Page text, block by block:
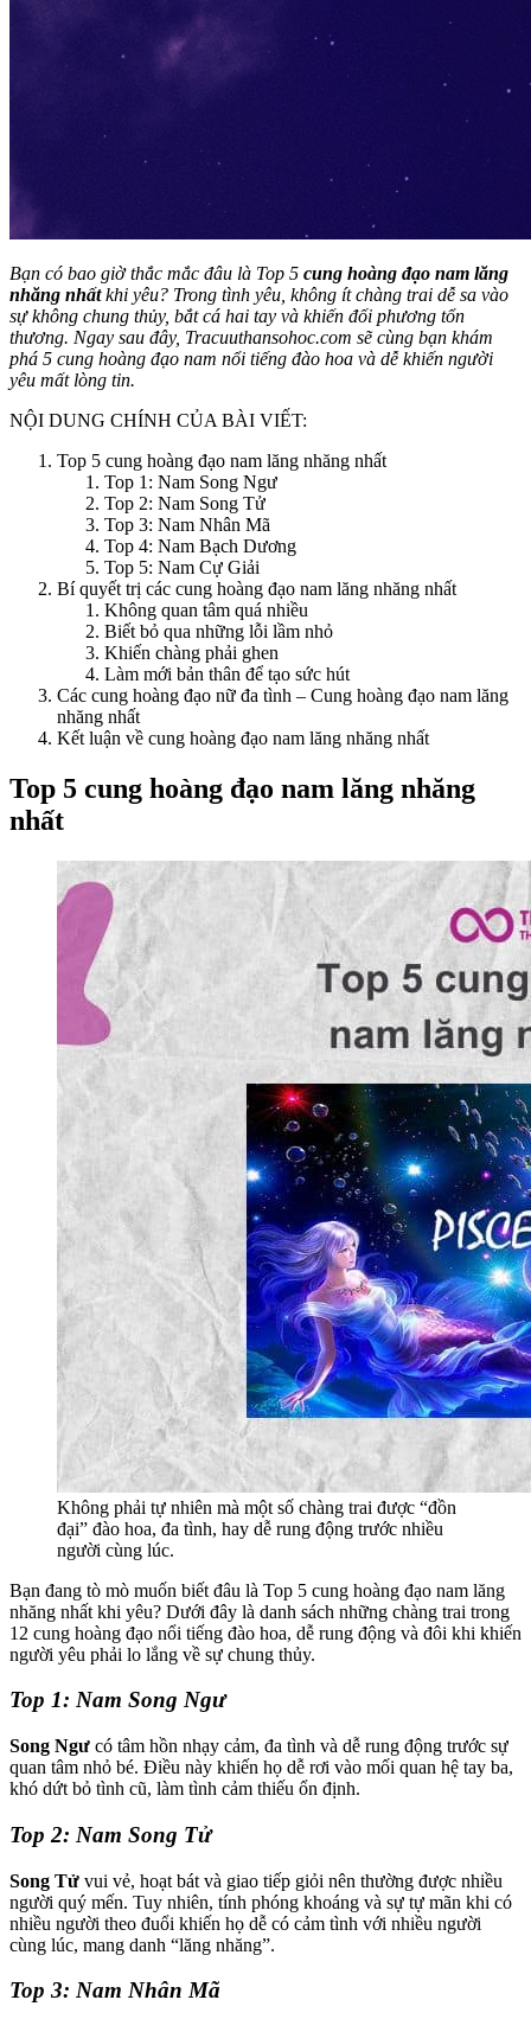
Bạn có bao giờ thắc mắc đâu là Top 5 cung hoàng đạo nam lăng
nhăng nhấtkhi yêu? Trong tình yêu, không ít chàng trai dễ sa vào
sự không chung thủy, bắt cá hai tay và khiến đối phương tổn
thương. Ngay sau đây, Tracuuthansohoc.com sẽ cùng bạn khám
phá 5 cung hoàng đạo nam nổi tiếng đào hoa và dễ khiến người
yêu mất lòng tin.
NỘI DUNG CHÍNH CỦA BÀI VIẾT:
Top 5 cung hoàng đạo nam lăng nhăng nhất
Top 1: Nam Song Ngư
Top 2: Nam Song Tử
Top 3: Nam Nhân Mã
Top 4: Nam Bạch Dương
Top 5: Nam Cự Giải
Bí quyết trị các cung hoàng đạo nam lăng nhăng nhất
Không quan tâm quá nhiều
Biết bỏ qua những lỗi lầm nhỏ
Khiến chàng phải ghen
Làm mới bản thân để tạo sức hút
Các cung hoàng đạo nữ đa tình – Cung hoàng đạo nam lăng
nhăng nhất
Kết luận về cung hoàng đạo nam lăng nhăng nhất
Top 5 cung hoàng đạo nam lăng nhăng
nhất
Không phải tự nhiên mà một số chàng trai được “đồn
đại” đào hoa, đa tình, hay dễ rung động trước nhiều
người cùng lúc.
Bạn đang tò mò muốn biết đâu là Top 5 cung hoàng đạo nam lăng
nhăng nhất khi yêu? Dưới đây là danh sách những chàng trai trong
12 cung hoàng đạo nổi tiếng đào hoa, dễ rung động và đôi khi khiến
người yêu phải lo lắng về sự chung thủy.
Top 1: Nam Song Ngư
Song Ngư có tâm hồn nhạy cảm, đa tình và dễ rung động trước sự
quan tâm nhỏ bé. Điều này khiến họ dễ rơi vào mối quan hệ tay ba,
khó dứt bỏ tình cũ, làm tình cảm thiếu ổn định.
Top 2: Nam Song Tử
Song Tử vui vẻ, hoạt bát và giao tiếp giỏi nên thường được nhiều
người quý mến. Tuy nhiên, tính phóng khoáng và sự tự mãn khi có
nhiều người theo đuổi khiến họ dễ có cảm tình với nhiều người
cùng lúc, mang danh “lăng nhăng”.
Top 3: Nam Nhân Mã